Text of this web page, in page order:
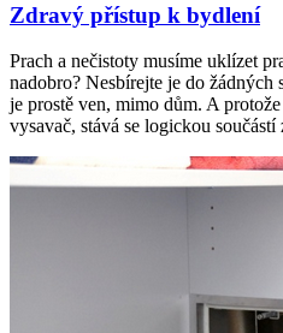
Zdravý přístup k bydlení
Prach a nečistoty musíme uklízet
nadobro? Nesbírejte je do žádných
je prostě ven, mimo dům. A
vysavač, stává se logickou